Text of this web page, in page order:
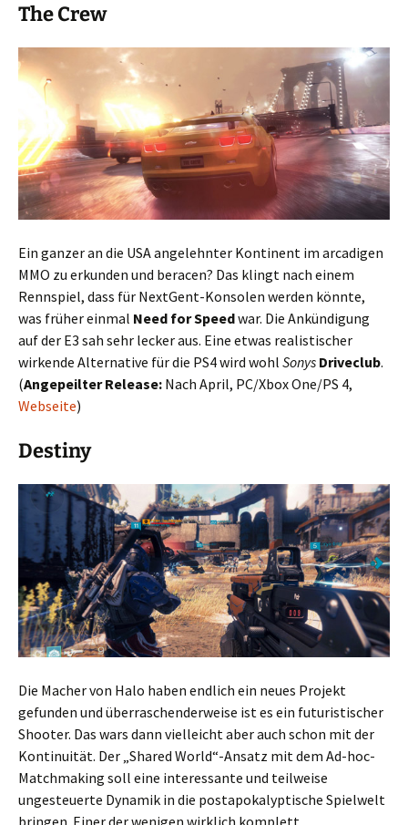
The Crew
Ein ganzer an die USA angelehnter Kontinent im arcadigen
MMO zu erkunden und beracen? Das klingt nach einem
Rennspiel, dass für NextGent-Konsolen werden könnte,
was früher einmal Need for Speedwar. Die Ankündigung
auf der E3 sah sehr lecker aus. Eine etwas realistischer
wirkende Alternative für die PS4 wird wohl Sonys Driveclub.
(Angepeilter Release: Nach April, PC/Xbox One/PS 4,
Webseite)
Destiny
Die Macher von Halo haben endlich ein neues Projekt
gefunden und überraschenderweise ist es ein futuristischer
Shooter. Das wars dann vielleicht aber auch schon mit der
Kontinuität. Der „Shared World“-Ansatz mit dem Ad-hoc-
Matchmaking soll eine interessante und teilweise
ungesteuerte Dynamik in die postapokalyptische Spielwelt